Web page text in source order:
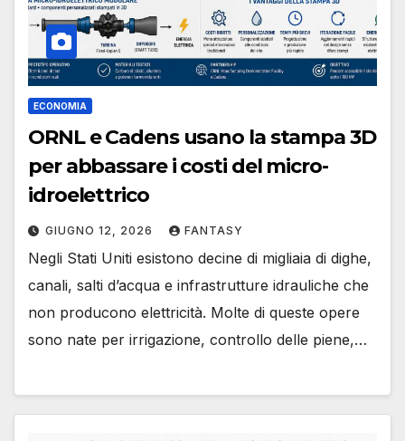
ECONOMIA
ORNL e Cadens usano la stampa 3D
per abbassare i costi del micro-
idroelettrico
GIUGNO 12, 2026 FANTASY
Negli Stati Uniti esistono decine di migliaia di dighe,
canali, salti d’acqua e infrastrutture idrauliche che
non producono elettricità. Molte di queste opere
sono nate per irrigazione, controllo delle piene,…